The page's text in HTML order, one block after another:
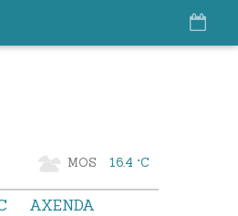
MOS 16.4 °C
AXENDA